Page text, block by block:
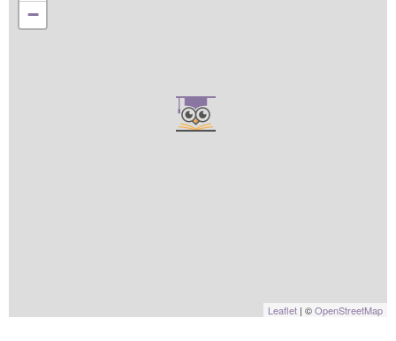
−
Leaflet | ©OpenStreetMap